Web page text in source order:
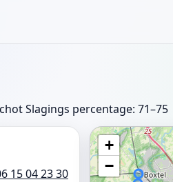
Slagings percentage: 71–75
15 04 23 30
+
−